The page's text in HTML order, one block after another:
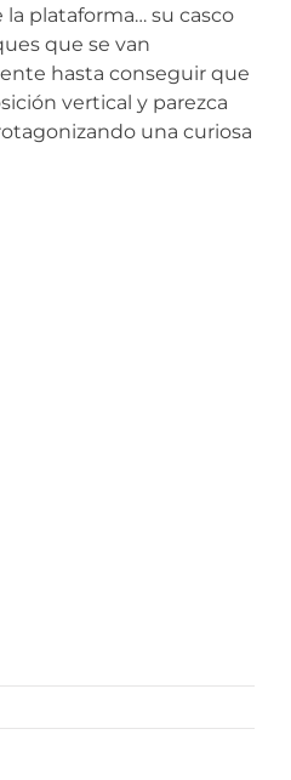
plataforma… su casco
que se van
hasta conseguir que
vertical y parezca
una curiosa